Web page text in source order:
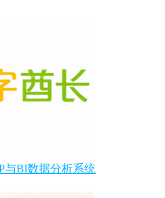
与BI数据分析系统